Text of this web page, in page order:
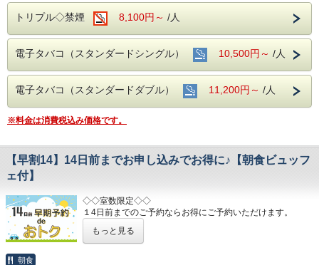
トリプル◇禁煙 8,100円～ /人
電子タバコ（スタンダードシングル） 10,500円～ /人
電子タバコ（スタンダードダブル） 11,200円～ /人
※料金は消費税込み価格です。
【早割14】14日前までお申し込みでお得に♪【朝食ビュッフ
ェ付】
◇◇室数限定◇◇
１4日前までのご予約ならお得にご予約いただけます。
☆先のご予定がお決まりのお客様には断然オトク☆
もっと見る
朝食